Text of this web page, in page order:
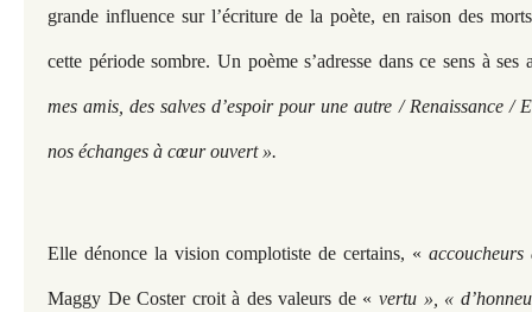
grande influence sur l’écriture de la poète, en raison des
cette période sombre. Un poème s’adresse dans ce sens à ses
mes amis, des salves d’espoir pour une autre / Renaissance /
nos échanges à cœur ouvert ».
Elle dénonce la vision complotiste de certains, « accoucheurs
Maggy De Coster croit à des valeurs de « vertu », «